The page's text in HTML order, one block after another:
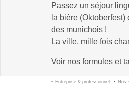
Passez un séjour
la bière
des munichois !
La ville, mille fois
Voir nos formules et
Entreprise & professionnel Nos